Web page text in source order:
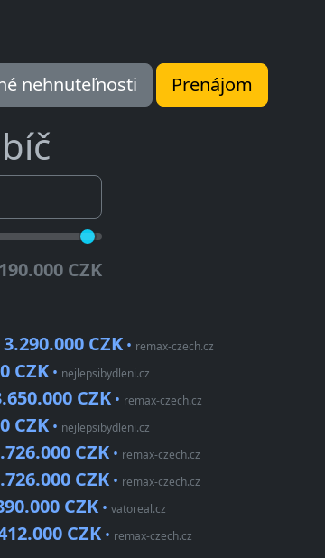
nehnuteľnosti Prenájom
CZK
3.290.000 CZK • remax-czech.cz
CZK • nejlepsibydleni.cz
CZK • remax-czech.cz
CZK • nejlepsibydleni.cz
CZK • remax-czech.cz
CZK • remax-czech.cz
CZK • vatoreal.cz
CZK • remax-czech.cz